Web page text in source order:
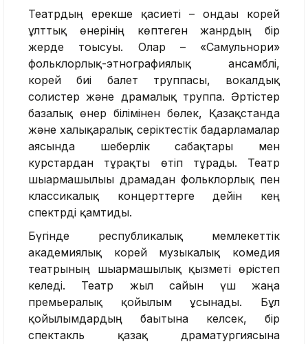
Театрдың ерекше қасиеті – ондағы корей
ұлттық өнерінің көптеген жанрдың бір
жерде тоғысуы. Олар – «Самульнори»
фольклорлық-этнографиялық ансамблі,
корей биі балет труппасы, вокалдық
солистер және драмалық труппа. Әртістер
базалық өнер білімінен бөлек, Қазақстанда
және халықаралық серіктестік бағдарламалар
аясында шеберлік сабақтары мен
курстардан тұрақты өтіп тұрады. Театр
шығармашылығы драмадан фольклорлық пен
классикалық концерттерге дейін кең
спектрді қамтиды.
Бүгінде республикалық мемлекеттік
академиялық корей музыкалық комедия
театрының шығармашылық қызметі өрістеп
келеді. Театр жыл сайын үш жаңа
премьералық қойылым ұсынады. Бұл
қойылымдардың бағытына келсек, бір
спектакль қазақ драматургиясына